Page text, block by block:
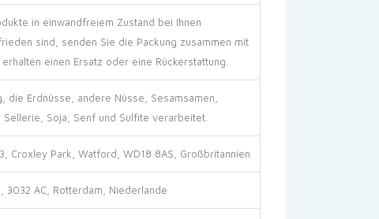
in einwandfreiem Zustand bei Ihnen
sind, senden Sie die Packung zusammen mit
einen Ersatz oder eine Rückerstattung.
die Erdnüsse, andere Nüsse, Sesamsamen,
Soja, Senf und Sulfite verarbeitet.
Croxley Park, Watford, WD18 8AS, Großbritannien
3032 AC, Rotterdam, Niederlande